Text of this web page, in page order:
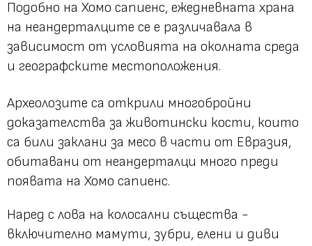
Подобно на Хомо сапиенс, ежедневната храна
на неандерталците се е различавала в
зависимост от условията на околната среда
и географските местоположения.
Археолозите са открили многобройни
доказателства за животински кости, които
са били заклани за месо в части от Евразия,
обитавани от неандерталци много преди
появата на Хомо сапиенс.
Наред с лова на колосални същества -
включително мамути, зубри, елени и диви